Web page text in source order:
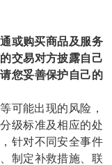
或购买商品及服务
交易对方披露自己
您妥善保护自己的
可能出现的风险，
级标准及相应的处
针对不同安全事件
制定补救措施、联